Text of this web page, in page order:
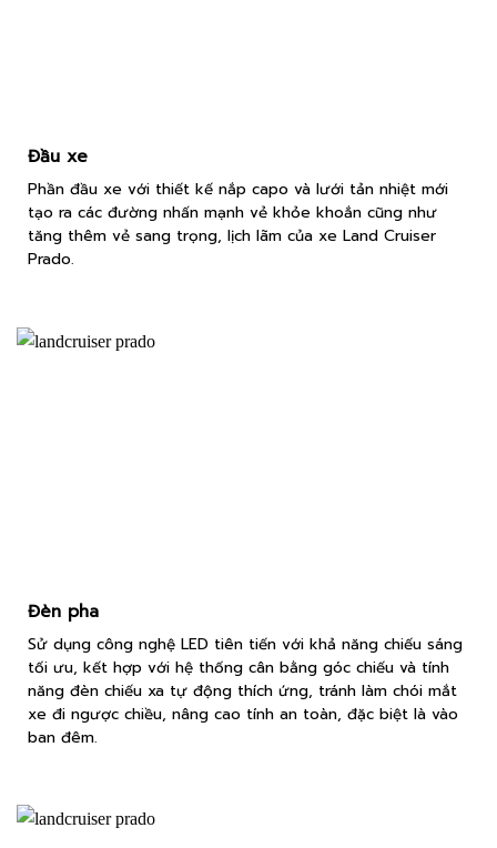
Đầu xe
Phần đầu xe với thiết kế nắp capo và lưới tản nhiệt mới
tạo ra các đường nhấn mạnh vẻ khỏe khoắn cũng như
tăng thêm vẻ sang trọng, lịch lãm của xe Land Cruiser
Prado.
Đèn pha
Sử dụng công nghệ LED tiên tiến với khả năng chiếu sáng
tối ưu, kết hợp với hệ thống cân bằng góc chiếu và tính
năng đèn chiếu xa tự động thích ứng, tránh làm chói mắt
xe đi ngược chiều, nâng cao tính an toàn, đặc biệt là vào
ban đêm.